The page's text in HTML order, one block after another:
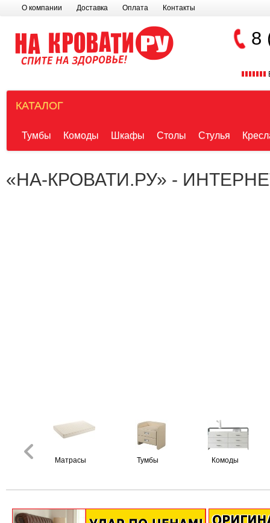
О компании Доставка Оплата Контакты
8
КАТАЛОГ
Тумбы Комоды Шкафы Столы Стулья
«НА-КРОВАТИ.РУ» -
Матрасы Тумбы Комоды